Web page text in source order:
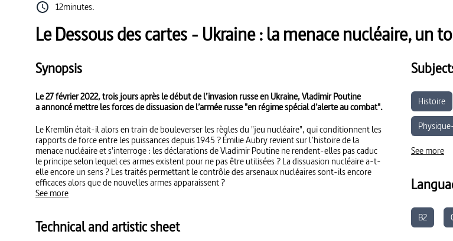
12minutes.
Le Dessous des cartes - Ukraine : la menace nucléaire, un
Synopsis
Le 27 février 2022, trois jours après le début de l’invasion russe en Ukraine, Vladimir Poutine
a annoncé mettre les forces de dissuasion de l’armée russe "en régime spécial d’alerte au combat".
Le Kremlin était-il alors en train de bouleverser les règles du "jeu nucléaire", qui conditionnent les
rapports de force entre les puissances depuis 1945 ? Émilie Aubry revient sur l’histoire de la
menace nucléaire et s'interroge : les déclarations de Vladimir Poutine ne rendent-elles pas caduc
le principe selon lequel ces armes existent pour ne pas être utilisées ? La dissuasion nucléaire a-t-
elle encore un sens ? Les traités permettant le contrôle des arsenaux nucléaires sont-ils encore
efficaces alors que de nouvelles armes apparaissent ?
See more
Technical and artistic sheet
Histoire
See more
B2